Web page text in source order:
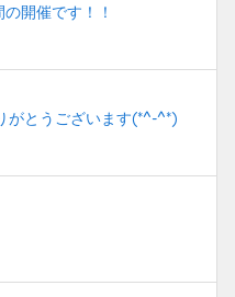
開催です！！
とうございます(*^-^*)